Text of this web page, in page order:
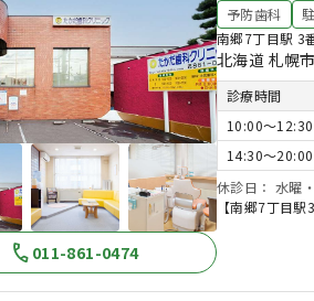
011-861-0474
予防歯科
南郷7丁目駅 3
北海道 札幌
診療時間
10:00〜12:30
14:30〜20:00
休診日： 水
【南郷7丁目